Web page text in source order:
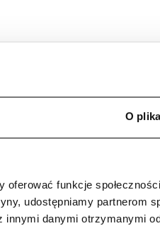
O
funkcje
udostępniamy partnerom
danymi otrzymanymi